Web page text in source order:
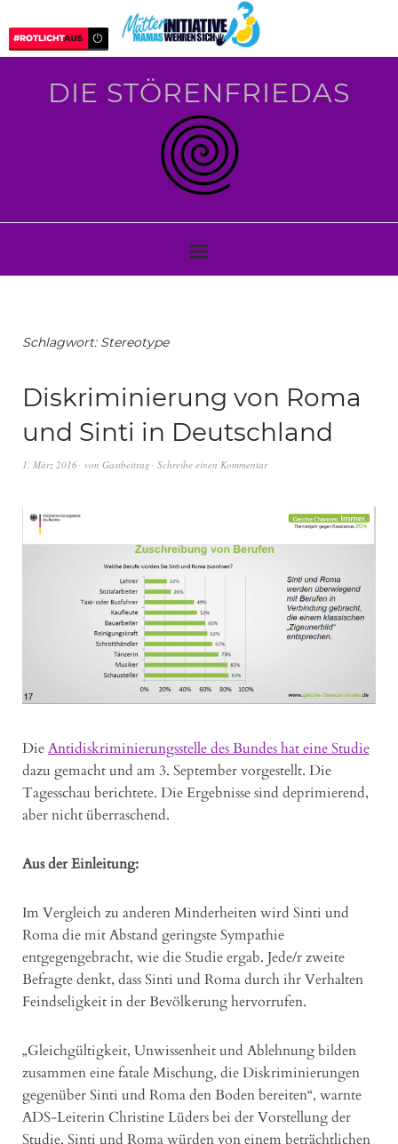
DIE STÖRENFRIEDAS
Schlagwort: Stereotype
Diskriminierung von Roma
und Sinti in Deutschland
1. März 2016 von Gastbeitrag Schreibe einen Kommentar
DieAntidiskriminierungsstelle des Bundes hat eine Studie
dazu gemacht und am 3. September vorgestellt. Die
Tagesschau berichtete. Die Ergebnisse sind deprimierend,
aber nicht überraschend.
Aus der Einleitung:
Im Vergleich zu anderen Minderheiten wird Sinti und
Roma die mit Abstand geringste Sympathie
entgegengebracht, wie die Studie ergab. Jede/r zweite
Befragte denkt, dass Sinti und Roma durch ihr Verhalten
Feindseligkeit in der Bevölkerung hervorrufen.
„Gleichgültigkeit, Unwissenheit und Ablehnung bilden
zusammen eine fatale Mischung, die Diskriminierungen
gegenüber Sinti und Roma den Boden bereiten“, warnte
ADS-Leiterin Christine Lüders bei der Vorstellung der
Studie. Sinti und Roma würden von einem beträchtlichen